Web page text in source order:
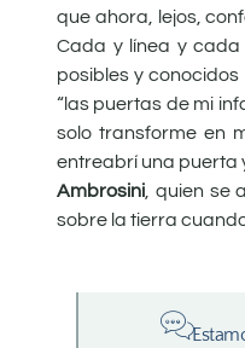
que ahora, lejos,
Cada y línea y cada
posibles y
“las puertas de mi
solo transforme en
entreabrí una puerta
Ambrosini , quien se
sobre la tierra